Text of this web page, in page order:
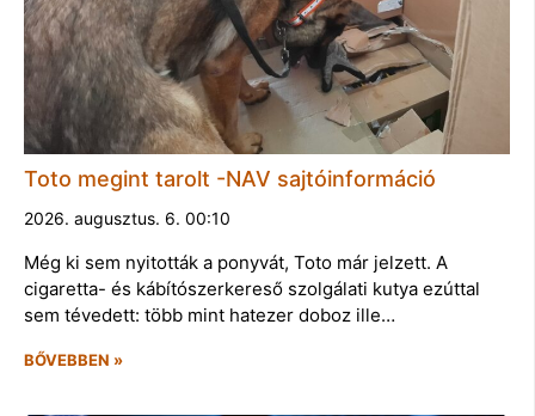
Toto megint tarolt -NAV sajtóinformáció
2026. augusztus. 6. 00:10
Még ki sem nyitották a ponyvát, Toto már jelzett. A
cigaretta- és kábítószerkereső szolgálati kutya ezúttal
sem tévedett: több mint hatezer doboz ille…
BŐVEBBEN »